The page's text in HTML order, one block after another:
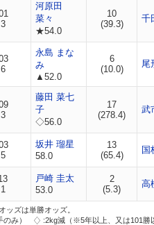
河原田
菜々
★54.0
10
(39.3)
千
永島 まな
み
▲52.0
6
(10.0)
尾
藤田 菜七
子
◇56.0
17
(278.4)
武
坂井 瑠星
58.0
13
(65.4)
国
戸崎 圭太
53.0
2
(5.3)
高
ズは単勝オッズ。
のみ）
:2kg減（※5年以上、又は101勝